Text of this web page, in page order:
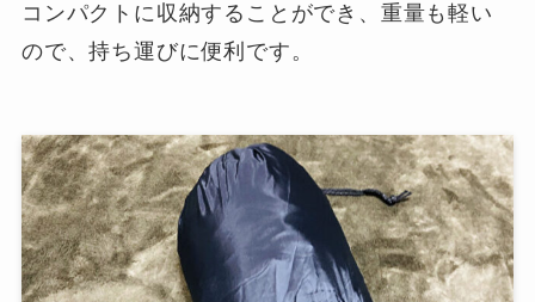
コンパクトに収納することができ、重量も軽い
ので、持ち運びに便利です。